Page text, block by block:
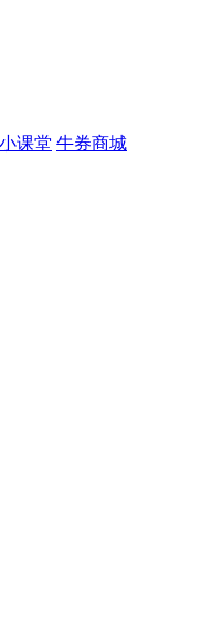
课堂 牛券商城